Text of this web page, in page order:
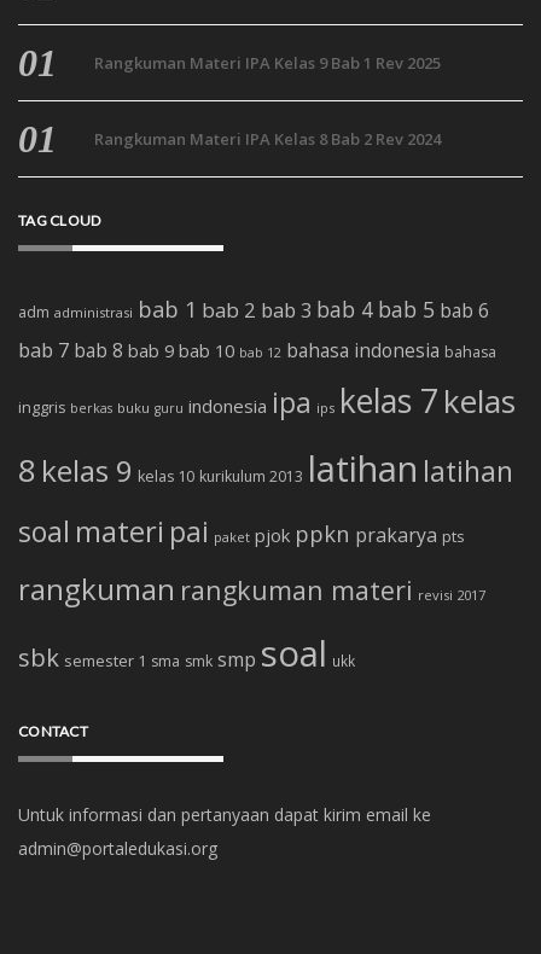
Rangkuman Materi IPA Kelas 9 Bab 1 Rev 2025
Rangkuman Materi IPA Kelas 8 Bab 2 Rev 2024
TAG CLOUD
adm administrasi bab 1 bab 2 bab 3 bab 4 bab 5 bab 6
bab 7 bab 8 bab 9 bab 10 bab 12 bahasa indonesia bahasa
inggris berkas buku guru indonesia ipa ips kelas 7kelas
8 kelas 9 kelas 10 kurikulum 2013 latihan latihan
soal materi pai paket pjok ppkn prakarya pts
rangkuman rangkuman materi revisi 2017
sbk semester 1 sma smk smp soal ukk
CONTACT
Untuk informasi dan pertanyaan dapat kirim email ke
admin@portaledukasi.org